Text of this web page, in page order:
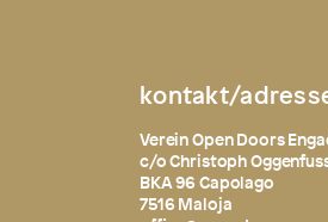
kontakt/
Verein Open Doors
c/o Christoph
BKA 96 Capolago
7516 Maloja